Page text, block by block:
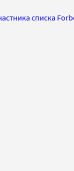
списка